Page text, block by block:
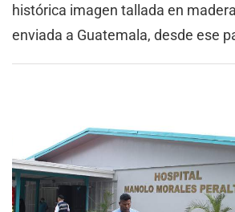
histórica imagen tallada en
enviada a Guatemala, desde ese